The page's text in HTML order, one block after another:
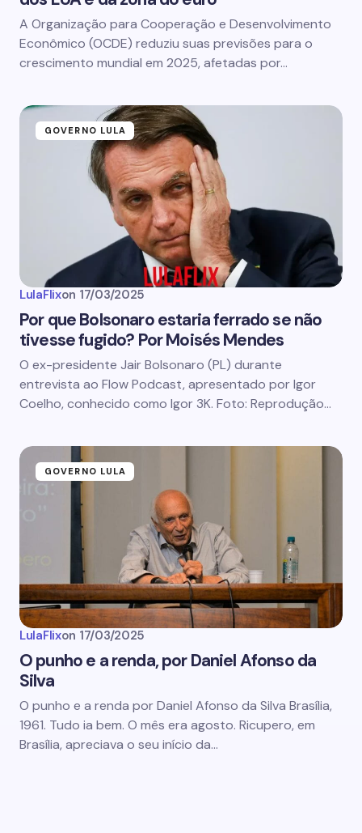
A Organização para Cooperação e Desenvolvimento
Econômico (OCDE) reduziu suas previsões para o
crescimento mundial em 2025, afetadas por…
GOVERNO LULA
LulaFlixon 17/03/2025
Por que Bolsonaro estaria ferrado se não
tivesse fugido? Por Moisés Mendes
O ex-presidente Jair Bolsonaro (PL) durante
entrevista ao Flow Podcast, apresentado por Igor
Coelho, conhecido como Igor 3K. Foto: Reprodução…
GOVERNO LULA
LulaFlixon 17/03/2025
O punho e a renda, por Daniel Afonso da
Silva
O punho e a renda por Daniel Afonso da Silva Brasília,
1961. Tudo ia bem. O mês era agosto. Ricupero, em
Brasília, apreciava o seu início da…